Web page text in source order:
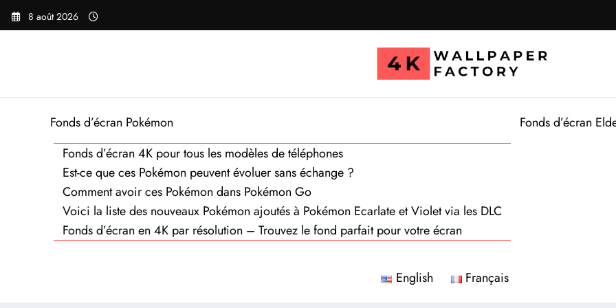
Aller
8 août 2026
Fonds d’écran Pokémon
Fonds d’écran 4K pour tous les modèles de téléphones
Est-ce que ces Pokémon peuvent évoluer sans échange ?
Comment avoir ces Pokémon dans Pokémon Go
Voici la liste des nouveaux Pokémon ajoutés à Pokémon Ecarlate et Violet via les DLC
Fonds d’écran en 4K par résolution – Trouvez le fond parfait pour votre écran
Fonds d’écran
English Français